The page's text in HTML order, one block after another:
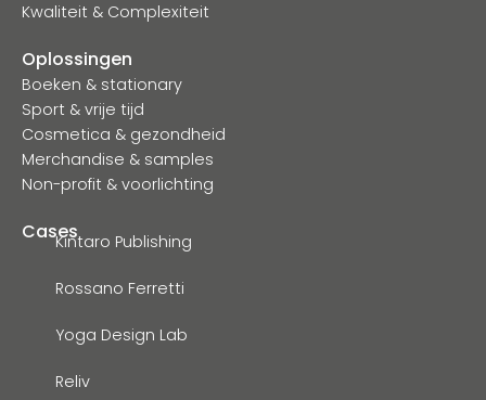
Kwaliteit & Complexiteit
Oplossingen
Boeken & stationary
Sport & vrije tijd
Cosmetica & gezondheid
Merchandise & samples
Non-profit & voorlichting
CasesKintaro Publishing
Rossano Ferretti
Yoga Design Lab
Reliv